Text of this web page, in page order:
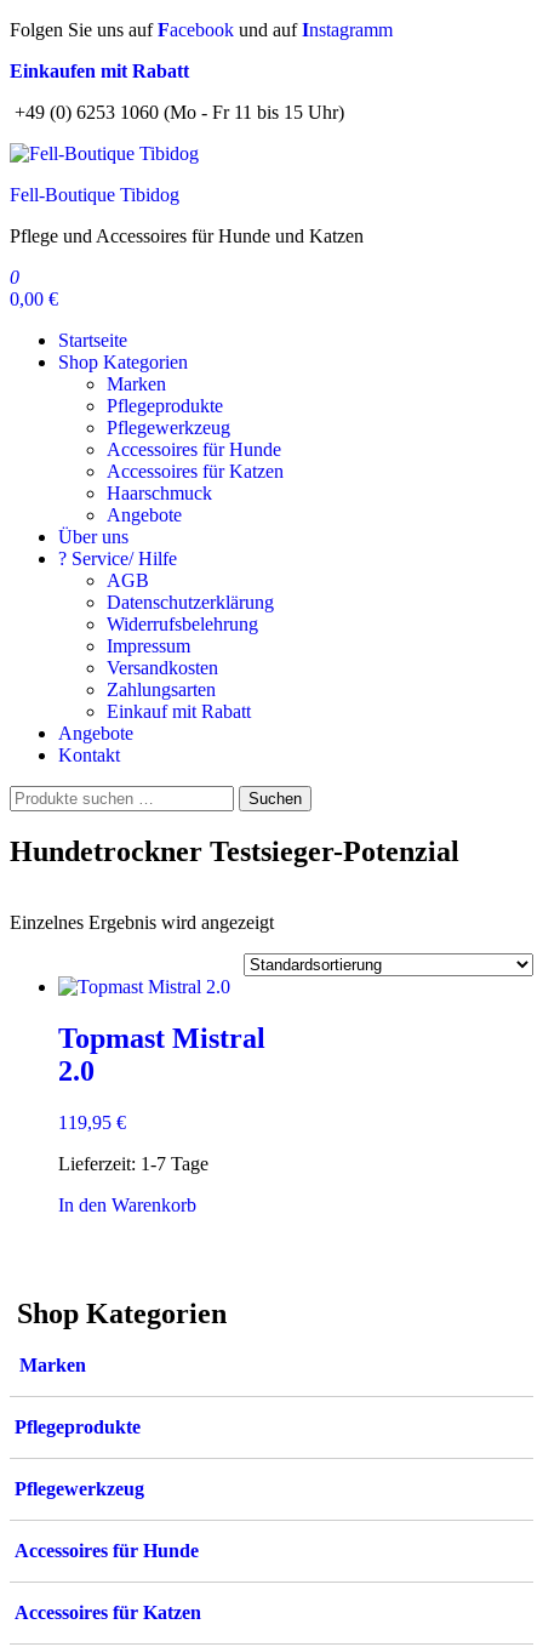
Zum
springen
Folgen Sie uns aufFacebook und aufInstagramm
Einkaufen mit Rabatt
+49 (0) 6253 1060 (Mo - Fr 11 bis 15 Uhr)
Fell-Boutique Tibidog
Pflege und Accessoires für Hunde und Katzen
0
0,00 €
Startseite
Shop Kategorien
Marken
Pflegeprodukte
Pflegewerkzeug
Accessoires für Hunde
Accessoires für Katzen
Haarschmuck
Angebote
Über uns
? Service/ Hilfe
AGB
Datenschutzerklärung
Widerrufsbelehrung
Impressum
Versandkosten
Zahlungsarten
Einkauf mit Rabatt
Angebote
Kontakt
Suchen
nach:
Suchen
Hundetrockner Testsieger-Potenzial
Einzelnes Ergebnis wird angezeigt
Topmast Mistral
2.0
119,95 €
Lieferzeit: 1-7 Tage
In den Warenkorb
Shop Kategorien
Marken
Pflegeprodukte
Pflegewerkzeug
Accessoires für Hunde
Accessoires für Katzen